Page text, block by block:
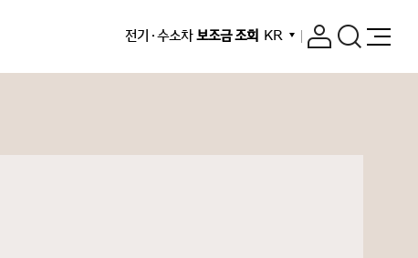
전기 · 수소차보조금 조회 KR